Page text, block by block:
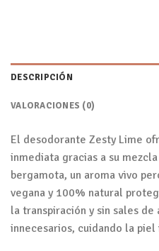
DESCRIPCIÓN
VALORACIONES (0)
El desodorante Zesty Lime
inmediata gracias a su
bergamota, un aroma vivo
vegana y 100% natural
la transpiración y sin sales
innecesarios, cuidando la